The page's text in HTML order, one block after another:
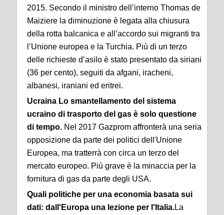
2015. Secondo il ministro dell’interno Thomas de
Maiziere la diminuzione è legata alla chiusura
della rotta balcanica e all’accordo sui migranti tra
l’Unione europea e la Turchia. Più di un terzo
delle richieste d’asilo è stato presentato da siriani
(36 per cento), seguiti da afgani, iracheni,
albanesi, iraniani ed eritrei.
Ucraina Lo smantellamento del sistema
ucraino di trasporto del gas è solo questione
di tempo. Nel 2017 Gazprom affronterà una seria
opposizione da parte dei politici dell'Unione
Europea, ma tratterrà con circa un terzo del
mercato europeo. Più grave è la minaccia per la
fornitura di gas da parte degli USA.
Quali politiche per una economia basata sui
dati: dall'Europa una lezione per l'Italia.La